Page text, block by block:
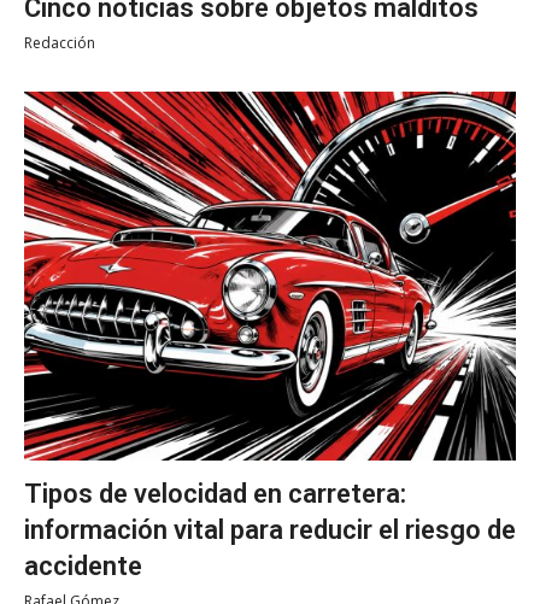
Cinco noticias sobre objetos malditos
Redacción
Tipos de velocidad en carretera:
información vital para reducir el riesgo de
accidente